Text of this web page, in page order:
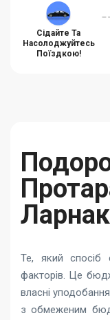
Сідайте Та
Насолоджуйтесь
Поїздкою!
Те, який спосіб
факторів. Це
власні
з обмеженим